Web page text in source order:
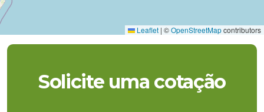
Leaflet | ©OpenStreetMapcontributors
Solicite uma cotação